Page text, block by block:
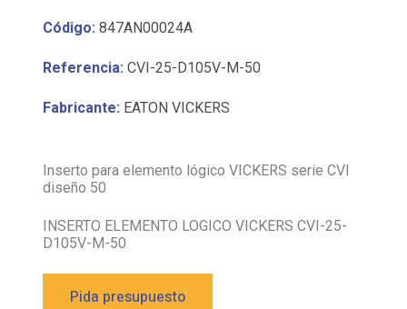
Código: 847AN00024A
Referencia: CVI-25-D105V-M-50
Fabricante: EATON VICKERS
Inserto para elemento lógico VICKERS serie CVI
diseño 50
INSERTO ELEMENTO LOGICO VICKERS CVI-25-
D105V-M-50
Pida presupuesto